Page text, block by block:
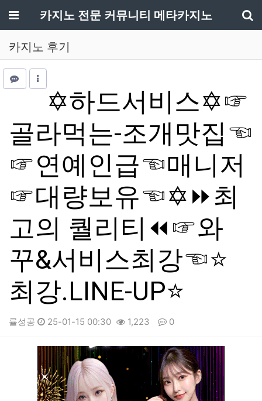
메뉴카지노 전문 커뮤니티 메타카지노
카지노 후기
✡️하드서비스✡️☞
골라먹는-조개맛집☜
☞연예인급☜매니저
☞대량보유☜✡️⏩최
고의 퀄리티⏪☞와
꾸&서비스최강☜⭐
최강.LINE-UP⭐
률성공 25-01-15 00:30 1,223 0
본문